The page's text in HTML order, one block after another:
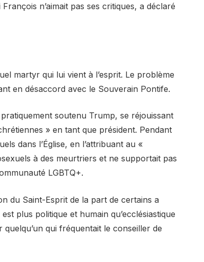
n’aimait pas ses critiques, a déclaré
martyr qui lui vient à l’esprit. Le problème
en désaccord avec le Souverain Pontife.
soutenu Trump, se réjouissant
» en tant que président. Pendant
dans l’Église, en l’attribuant au «
à des meurtriers et ne supportait pas
LGBTQ+.
du Saint-Esprit de la part de certains a
plus politique et humain qu’ecclésiastique
qui fréquentait le conseiller de